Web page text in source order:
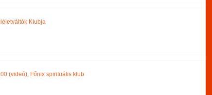
Klubja
(videó), Főnix spirituális klub